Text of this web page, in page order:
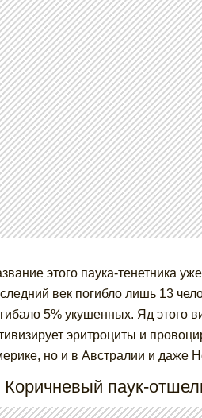
этого паука-тенетника
век погибло лишь 13
5% укушенных. Яд этого
эритроциты и
но и в Австралии и даже
Коричневый паук-